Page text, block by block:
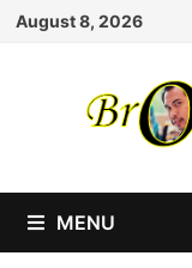
Skip
August 8, 2026
MENU